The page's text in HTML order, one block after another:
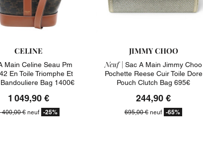
CELINE
Main Celine Seau Pm
En Toile Triomphe Et
Bag 1400€
1 049,90 €
400,00 €neuf -25%
JIMMY CHOO
Neuf | Sac A Main Jimmy Choo
Pochette Reese Cuir Toile Dore
Pouch Clutch Bag 695€
244,90 €
695,00 € neuf -65%